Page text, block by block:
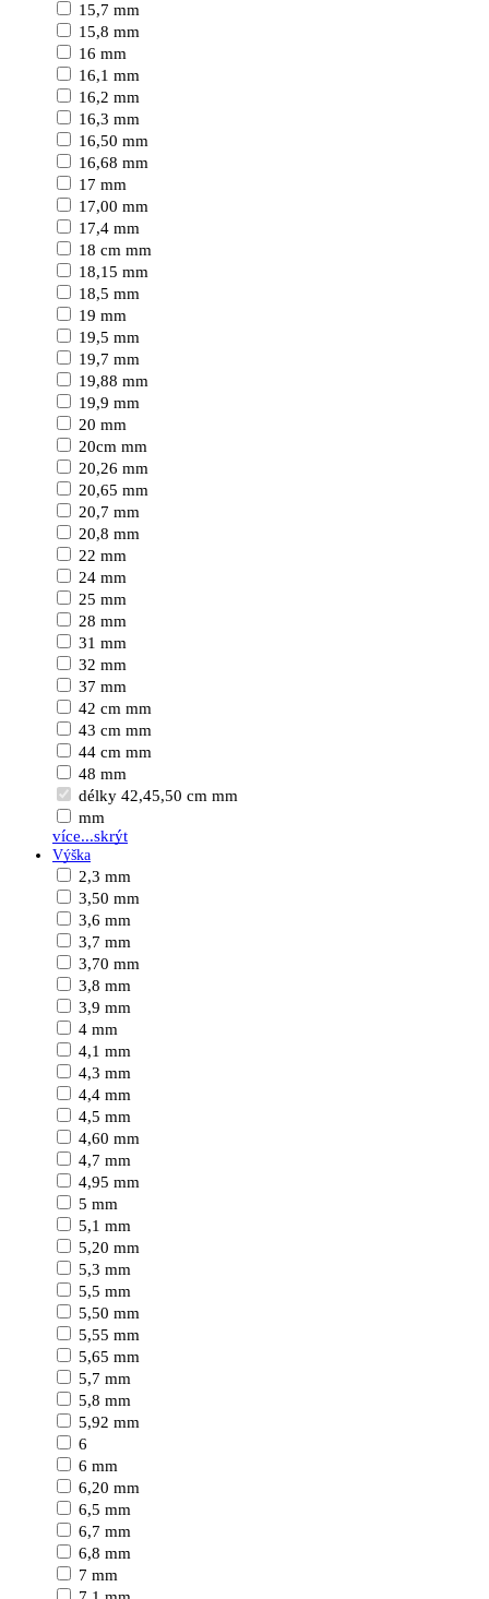
15,7 mm
15,8 mm
16 mm
16,1 mm
16,2 mm
16,3 mm
16,50 mm
16,68 mm
17 mm
17,00 mm
17,4 mm
18 cm mm
18,15 mm
18,5 mm
19 mm
19,5 mm
19,7 mm
19,88 mm
19,9 mm
20 mm
20cm mm
20,26 mm
20,65 mm
20,7 mm
20,8 mm
22 mm
24 mm
25 mm
28 mm
31 mm
32 mm
37 mm
42 cm mm
43 cm mm
44 cm mm
48 mm
délky 42,45,50 cm mm
mm
více...skrýt
Výška
2,3 mm
3,50 mm
3,6 mm
3,7 mm
3,70 mm
3,8 mm
3,9 mm
4 mm
4,1 mm
4,3 mm
4,4 mm
4,5 mm
4,60 mm
4,7 mm
4,95 mm
5 mm
5,1 mm
5,20 mm
5,3 mm
5,5 mm
5,50 mm
5,55 mm
5,65 mm
5,7 mm
5,8 mm
5,92 mm
6
6 mm
6,20 mm
6,5 mm
6,7 mm
6,8 mm
7 mm